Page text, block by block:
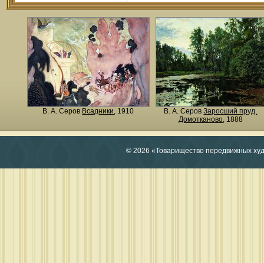
В. А. Серов Всадники, 1910 В. А. СеровЗаросший пруд.
Домотканово, 1888
© 2026 «Товарищество передвижных